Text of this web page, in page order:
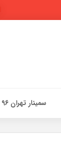
سمینار تهران 96